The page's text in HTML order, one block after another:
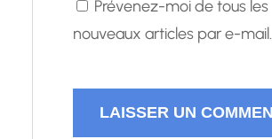
Prévenez-moi de tous les
nouveaux articles par e-mail.